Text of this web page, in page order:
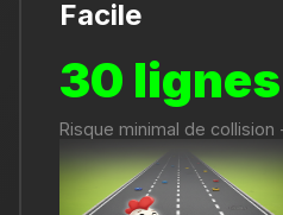
Facile
30 lignes
Risque minimal de